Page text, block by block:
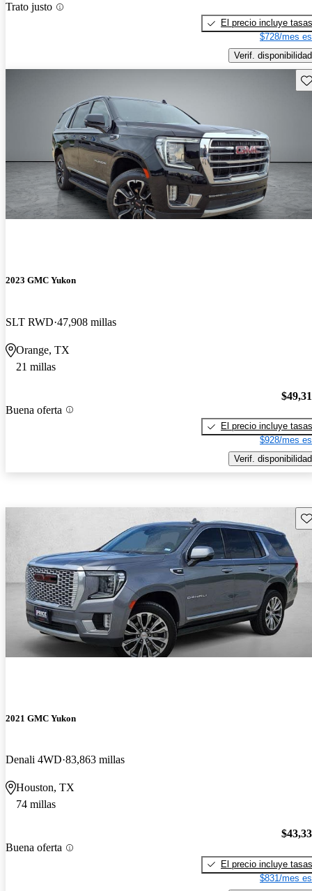
Trato justo
El precio incluye tasas
$728/mes
Verif. disponibilidad
2023 GMC Yukon
SLT RWD 47,908 millas
Orange, TX
21 millas
Buena oferta
El precio incluye tasas
$928/mes
Verif. disponibilidad
2021 GMC Yukon
Denali 4WD 83,863 millas
Houston, TX
74 millas
Buena oferta
El precio incluye tasas
$831/mes